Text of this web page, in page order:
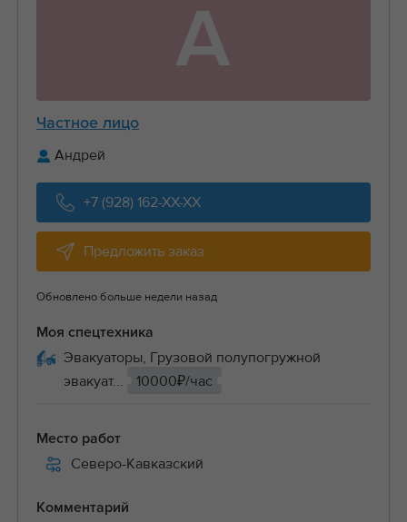
А
Частное лицо
Андрей
+7 (928) 162-XX-XX
Предложить заказ
Обновлено больше недели назад
Моя спецтехника
Эвакуаторы, Грузовой полупогружной
эвакуат...
10000₽/час
Место работ
Северо-Кавказский
Комментарий